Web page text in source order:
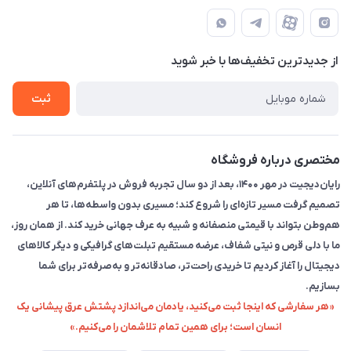
حضوری از قبل با پشتیبان های فروشگاه هماهنگ کنید)
لیست محصولات
تماس با ما
قوانین و مقررات
حریم خصوصی
راهنما
از جدید‌ترین تخفیف‌ها با‌ خبر شوید
ثبت
مختصری درباره فروشگاه
رایان‌دیجیت در مهر ۱۴۰۰، بعد از دو سال تجربه فروش در پلتفرم‌های آنلاین،
تصمیم گرفت مسیر تازه‌ای را شروع کند؛ مسیری بدون واسطه‌ها، تا هر
هم‌وطن بتواند با قیمتی منصفانه و شبیه به عرف جهانی خرید کند. از همان روز،
ما با دلی قرص و نیتی شفاف، عرضه مستقیم تبلت‌های گرافیکی و دیگر کالاهای
دیجیتال را آغاز کردیم تا خریدی راحت‌تر، صادقانه‌تر و به‌صرفه‌تر برای شما
بسازیم.
«هر سفارشی که اینجا ثبت می‌کنید، یادمان می‌اندازد پشتش عرق پیشانی یک
انسان است؛ برای همین تمام تلاشمان را می‌کنیم.»